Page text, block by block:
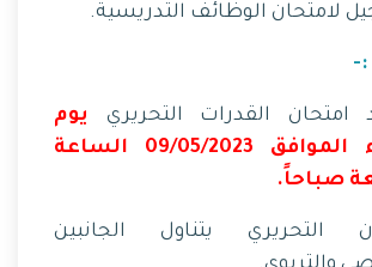
لامتحان الوظائف التدريسية.
:-
امتحان القدرات التحريري
يوم
الثلاثاء الموافق 09/05/2023 الساعة
صباحاً.
التحريري يتناول الجانبين